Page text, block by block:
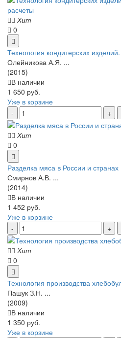
Хит
0
Технология кондитерских
Олейникова А.Я. ...
(2015)
В наличии
1 650 руб.
Уже в корзине
Хит
0
Разделка мяса в России и
Смирнов А.В. ...
(2014)
В наличии
1 452 руб.
Уже в корзине
Хит
0
Технология производства
Пашук З.Н. ...
(2009)
В наличии
1 350 руб.
Уже в корзине